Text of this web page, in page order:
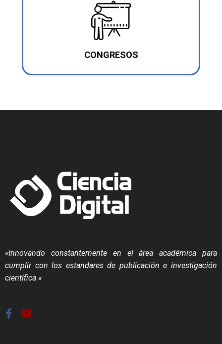
CONGRESOS
«Innovando constantemente en el área académica para
cumplir con los estandares de publicación e investigación
científica «